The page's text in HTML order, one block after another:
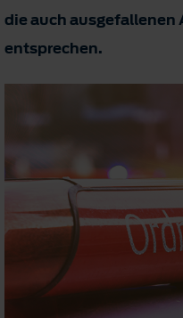
die auch ausgefallenen
entsprechen.